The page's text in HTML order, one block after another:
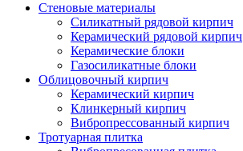
Стеновые материалы
Силикатный рядовой кирпич
Керамический рядовой кирпич
Керамические блоки
Газосиликатные блоки
Облицовочный кирпич
Керамический кирпич
Клинкерный кирпич
Вибропрессованный кирпич
Тротуарная плитка